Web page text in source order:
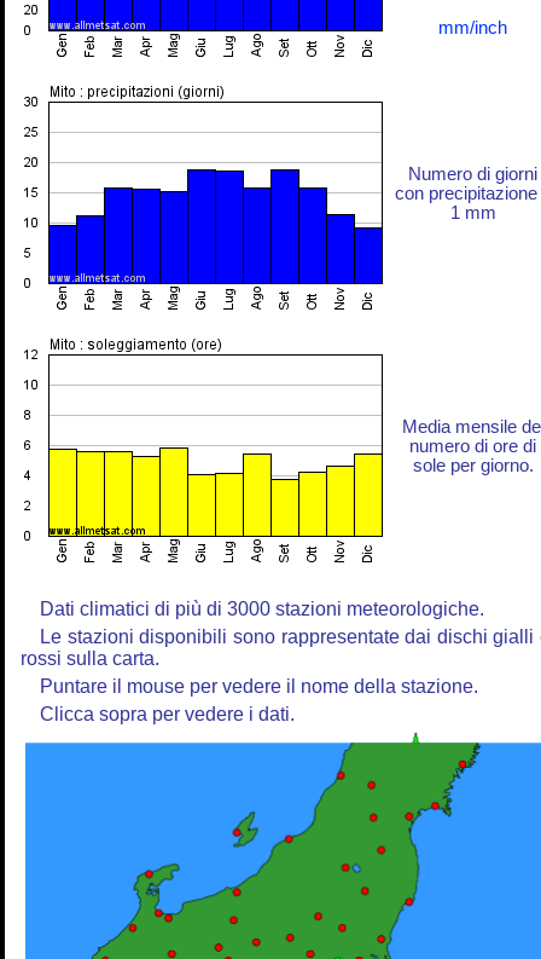
mm/inch
Numero di giorni
con precipitazione
1 mm
Media mensile
numero di ore di
sole per giorno.
Dati climatici di più di 3000 stazioni meteorologiche.
Le stazioni disponibili sono rappresentate dai dischi gialli
rossi sulla carta.
Puntare il mouse per vedere il nome della stazione.
Clicca sopra per vedere i dati.